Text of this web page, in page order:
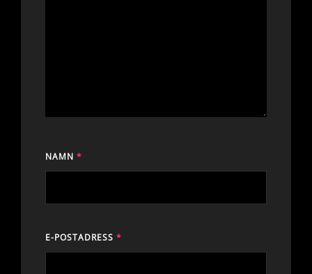
NAMN *
E-POSTADRESS *